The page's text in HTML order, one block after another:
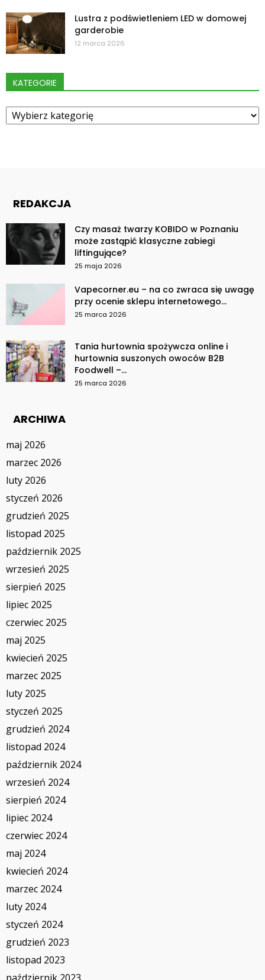
Lustra z podświetleniem LED w domowej
garderobie
12 marca 2026
KATEGORIE
Kategorie
REDAKCJA
Czy masaż twarzy KOBIDO w Poznaniu
może zastąpić klasyczne zabiegi
liftingujące?
25 maja 2026
Vapecorner.eu – na co zwraca się uwagę
przy ocenie sklepu internetowego...
25 marca 2026
Tania hurtownia spożywcza online i
hurtownia suszonych owoców B2B
Foodwell –...
25 marca 2026
ARCHIWA
maj 2026
marzec 2026
luty 2026
styczeń 2026
grudzień 2025
listopad 2025
październik 2025
wrzesień 2025
sierpień 2025
lipiec 2025
czerwiec 2025
maj 2025
kwiecień 2025
marzec 2025
luty 2025
styczeń 2025
grudzień 2024
listopad 2024
październik 2024
wrzesień 2024
sierpień 2024
lipiec 2024
czerwiec 2024
maj 2024
kwiecień 2024
marzec 2024
luty 2024
styczeń 2024
grudzień 2023
listopad 2023